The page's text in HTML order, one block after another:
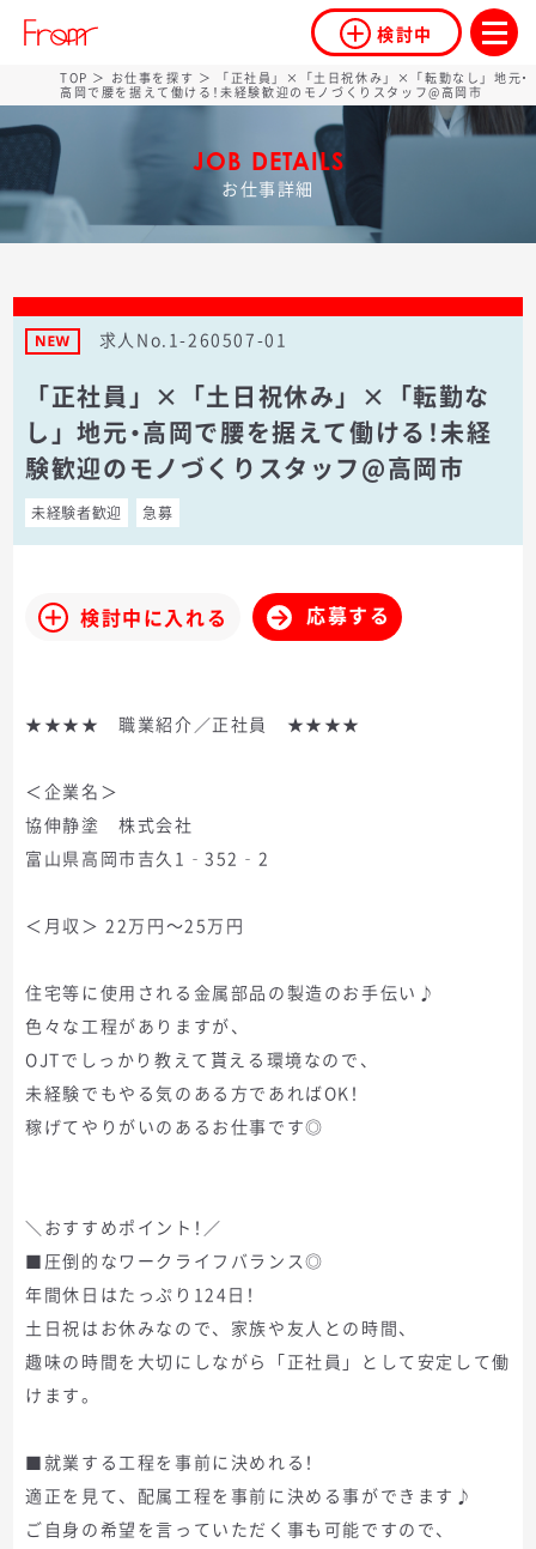
検討中
TOP ＞ お仕事を探す ＞ 「正社員」×「土日祝休み」×「転勤なし」地元・
高岡で腰を据えて働ける！未経験歓迎のモノづくりスタッフ@高岡市
JOB DETAILS
お仕事詳細
求人No.1-260507-01
「正社員」×「土日祝休み」×「転勤な
し」地元・高岡で腰を据えて働ける！未経
験歓迎のモノづくりスタッフ@高岡市
未経験者歓迎 急募
検討中に入れる 応募する
★★★★ 職業紹介／正社員 ★★★★
＜企業名＞
協伸静塗 株式会社
富山県高岡市吉久1‐352‐2
＜月収＞ 22万円～25万円
住宅等に使用される金属部品の製造のお手伝い♪
色々な工程がありますが、
OJTでしっかり教えて貰える環境なので、
未経験でもやる気のある方であればOK！
稼げてやりがいのあるお仕事です◎
＼おすすめポイント！／
■圧倒的なワークライフバランス◎
年間休日はたっぷり124日！
土日祝はお休みなので、家族や友人との時間、
趣味の時間を大切にしながら「正社員」として安定して働
けます。
■就業する工程を事前に決めれる！
適正を見て、配属工程を事前に決める事ができます♪
ご自身の希望を言っていただく事も可能ですので、